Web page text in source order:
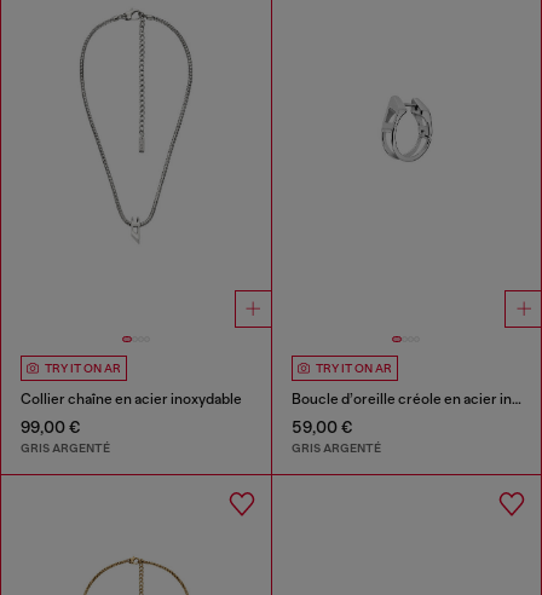
TRY IT ON AR
Collier chaîne en acier inoxydable
99,00 €
GRIS ARGENTÉ
TRY IT ON AR
Boucle d’oreille créole en acier inoxydable
59,00 €
GRIS ARGENTÉ